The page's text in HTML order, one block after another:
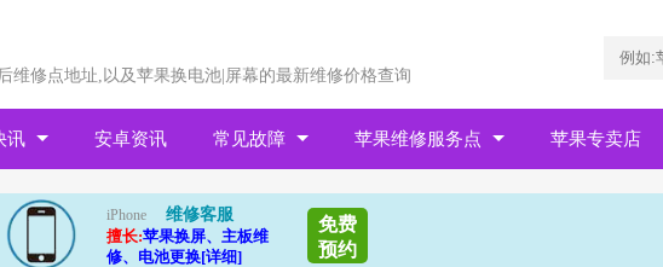
维修点地址,以及苹果换电池|屏幕的最新维修价格查询
讯 安卓资讯 常见故障 苹果维修服务点 苹果专卖店
iPhone
维修客服
擅长:苹果换屏、主板维
修、电池更换[详细]
免费
预约